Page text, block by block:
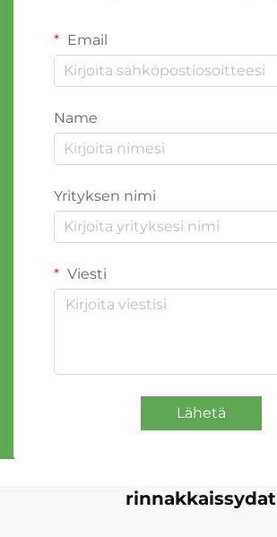
Email
Name
Yrityksen nimi
Viesti
Lähetä
rinnakkaissydat